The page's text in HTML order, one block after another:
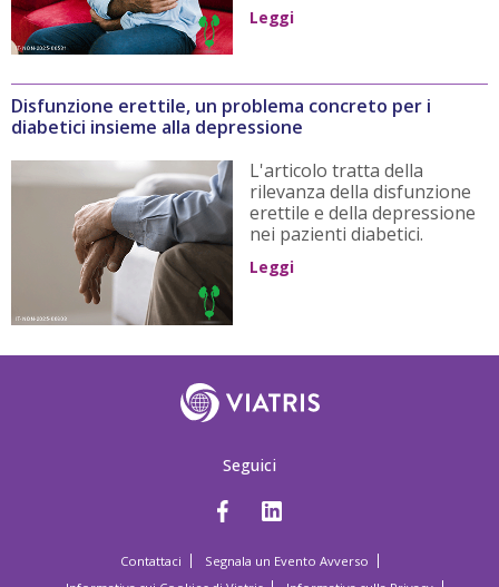
Leggi
Disfunzione erettile, un problema concreto per i
diabetici insieme alla depressione
L'articolo tratta della
rilevanza della disfunzione
erettile e della depressione
nei pazienti diabetici.
Leggi
Seguici
Contattaci
Segnala un Evento Avverso